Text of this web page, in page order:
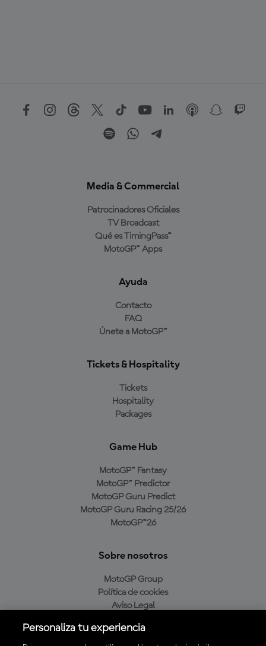
Media & Commercial
Patrocinadores Oficiales
TV Broadcast
Qué es TimingPass™
MotoGP™ Apps
Ayuda
Contacto
FAQ
Únete a MotoGP™
Tickets & Hospitality
Tickets
Hospitality
Packages
Game Hub
MotoGP™ Fantasy
MotoGP™ Predictor
MotoGP Guru Predict
MotoGP Guru Racing 25/26
MotoGP™26
Sobre nosotros
MotoGP Group
Política de cookies
Aviso Legal
Política de compra
Personaliza tu experiencia